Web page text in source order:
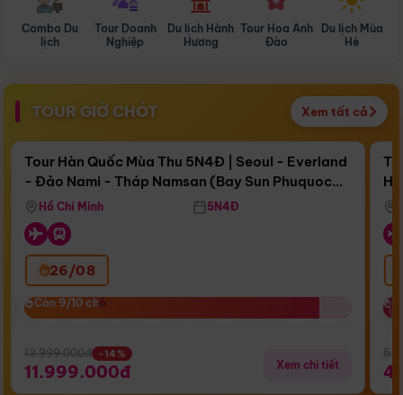
Combo Du
lịch
Tour Doanh
Nghiệp
Du lịch Hành
Hương
Tour Hoa Anh
Đào
Du lịch Mùa
Hè
TOUR GIỜ CHÓT Xem tất cả
Còn17 ngày 10:10:56
Bay Sun Phuquoc Airways
Điểm nổi bật
Tour Hàn Quốc Mùa Thu 5N4Đ | Seoul - Everland
- Đảo Nami - Tháp Namsan (Bay Sun Phuquoc
Airways)
Hồ Chí Minh 5N4Đ
26/08
Còn 9/10 chỗ
Còn 9/10 chỗ
13.999.000đ -14%
11.999.000đ Xem chi tiết